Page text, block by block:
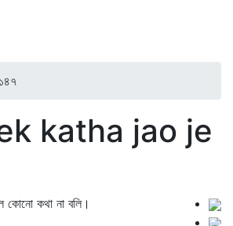
katha jao je
কোনো কথা না বলি।